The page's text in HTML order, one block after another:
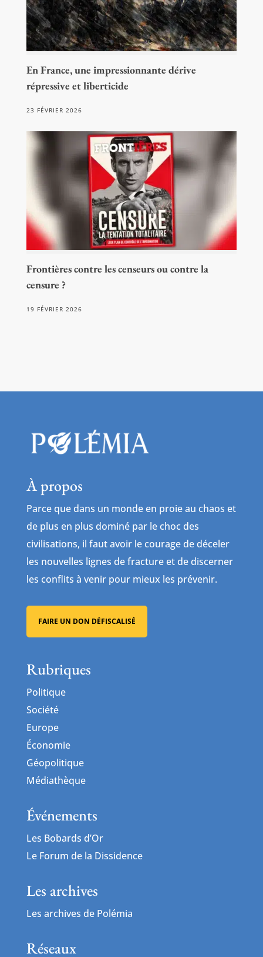
En France, une impressionnante dérive
répressive et liberticide
23 FÉVRIER 2026
Frontières contre les censeurs ou contre la
censure ?
19 FÉVRIER 2026
À propos
Parce que dans un monde en proie au chaos et
de plus en plus dominé par le choc des
civilisations, il faut avoir le courage de déceler
les nouvelles lignes de fracture et de discerner
les conflits à venir pour mieux les prévenir.
FAIRE UN DON DÉFISCALISÉ
Rubriques
Politique
Société
Europe
Économie
Géopolitique
Médiathèque
Événements
Les Bobards d’Or
Le Forum de la Dissidence
Les archives
Les archives de Polémia
Réseaux